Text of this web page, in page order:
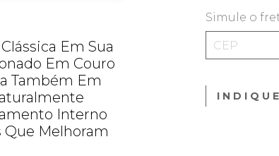
Em Sua
Em Couro
Também Em
Interno
Melhoram
Simule o